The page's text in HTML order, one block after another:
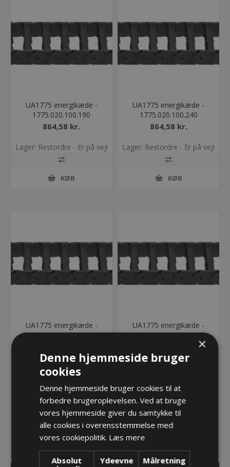
UA1775 energikæde -
1775.020.100.190
864,58 kr.
Lager: Restordre - Er på vej!
KØB
UA1775 energikæde -
1775.020.100.240
864,58 kr.
Lager: Restordre - Er på vej!
KØB
UA1775 energikæde -
1775.020.100.285
Lager: Restordre - Er på vej!
KØB
UA1775 energikæde -
1775.020.100.340
Lager: Restordre - Er på vej!
KØB
×
Denne hjemmeside bruger
cookies
Denne hjemmeside bruger cookies til at
forbedre brugeroplevelsen. Ved at bruge
vores hjemmeside giver du samtykke til
alle cookies i overensstemmelse med
vores cookiepolitik. Læs mere
Absolut
Ydeevne Målretning